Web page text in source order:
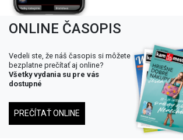
ONLINE ČASOPIS
Vedeli ste, že náš časopis si môžete
bezplatne prečítať aj online?
Všetky vydania su pre vás
dostupné
PREČÍTAŤ ONLINE